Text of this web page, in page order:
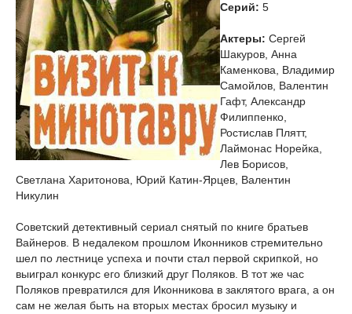
Cерий: 5
Актеры: Сергей
Шакуров, Анна
Каменкова, Владимир
Самойлов, Валентин
Гафт, Александр
Филиппенко,
Ростислав Плятт,
Лаймонас Норейка,
Лев Борисов,
Светлана Харитонова, Юрий Катин-Ярцев, Валентин
Никулин
Советский детективный сериал снятый по книге братьев
Вайнеров. В недалеком прошлом Иконников стремительно
шел по лестнице успеха и почти стал первой скрипкой, но
выиграл конкурс его близкий друг Поляков. В тот же час
Поляков превратился для Иконникова в заклятого врага, а он
сам не желая быть на вторых местах бросил музыку и